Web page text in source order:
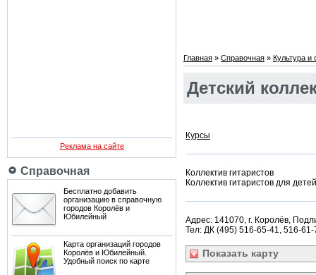
Реклама на сайте
Справочная
Бесплатно добавить
организацию в справочную
городов Королёв и
Юбилейный
Карта организаций городов
Королёв и Юбилейный.
Удобный поиск по карте
Главная » Справочная » Культура и
Детский
Курсы
Коллектив гитаристов
Коллектив гитаристов для
Адрес: 141070, г. Королёв,
Тел: ДК (495) 516-65-41, 516-61-
Показать карту